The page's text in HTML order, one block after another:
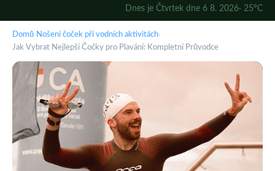
Dnes je Čtvrtek dne 6 8. 2026· 25°C
Domů› Nošení čoček při vodních aktivitách›
Jak Vybrat Nejlepší Čočky pro Plavání: Kompletní Průvodce